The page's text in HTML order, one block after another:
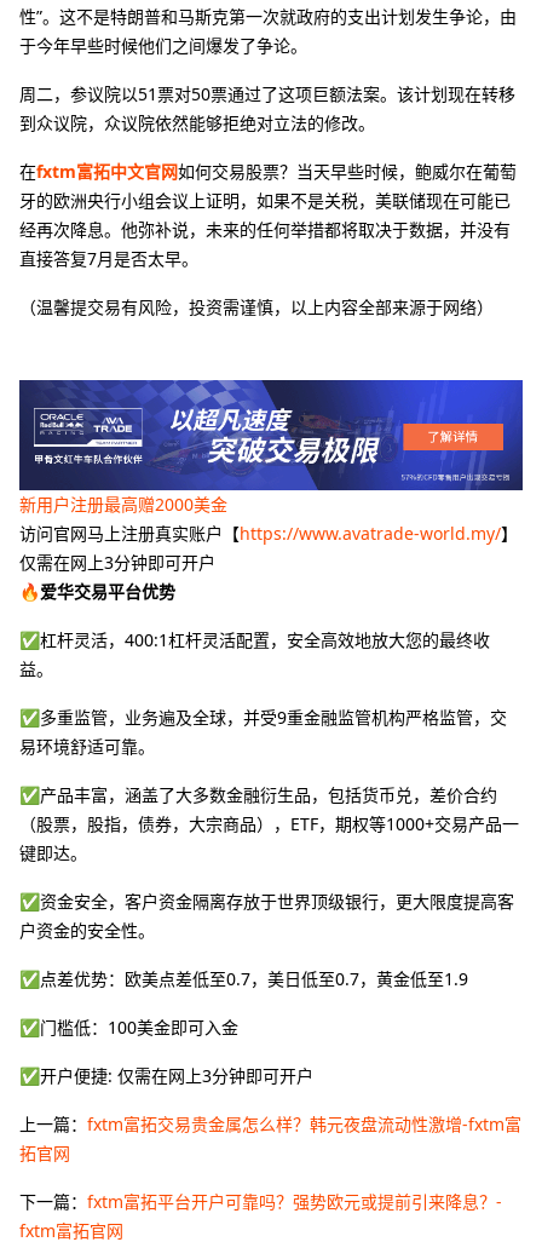
性”。这不是特朗普和马斯克第一次就政府的支出计划发生争论，由
于今年早些时候他们之间爆发了争论。
周二，参议院以51票对50票通过了这项巨额法案。该计划现在转移
到众议院，众议院依然能够拒绝对立法的修改。
在fxtm富拓中文官网如何交易股票？当天早些时候，鲍威尔在葡萄
牙的欧洲央行小组会议上证明，如果不是关税，美联储现在可能已
经再次降息。他弥补说，未来的任何举措都将取决于数据，并没有
直接答复7月是否太早。
（温馨提交易有风险，投资需谨慎，以上内容全部来源于网络）
新用户注册最高赠2000美金
访问官网马上注册真实账户【https://www.avatrade-world.my/】
仅需在网上3分钟即可开户
🔥爱华交易平台优势
✅杠杆灵活，400:1杠杆灵活配置，安全高效地放大您的最终收
益。
✅多重监管，业务遍及全球，并受9重金融监管机构严格监管，交
易环境舒适可靠。
✅产品丰富，涵盖了大多数金融衍生品，包括货币兑，差价合约
（股票，股指，债券，大宗商品），ETF，期权等1000+交易产品一
键即达。
✅资金安全，客户资金隔离存放于世界顶级银行，更大限度提高客
户资金的安全性。
✅点差优势：欧美点差低至0.7，美日低至0.7，黄金低至1.9
✅门槛低：100美金即可入金
✅开户便捷: 仅需在网上3分钟即可开户
上一篇： fxtm富拓交易贵金属怎么样？韩元夜盘流动性激增-fxtm富
拓官网
下一篇： fxtm富拓平台开户可靠吗？强势欧元或提前引来降息？-
fxtm富拓官网